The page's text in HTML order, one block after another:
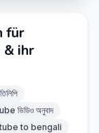
für
& ihr
ভিডিও অনুবাদ
to bengali